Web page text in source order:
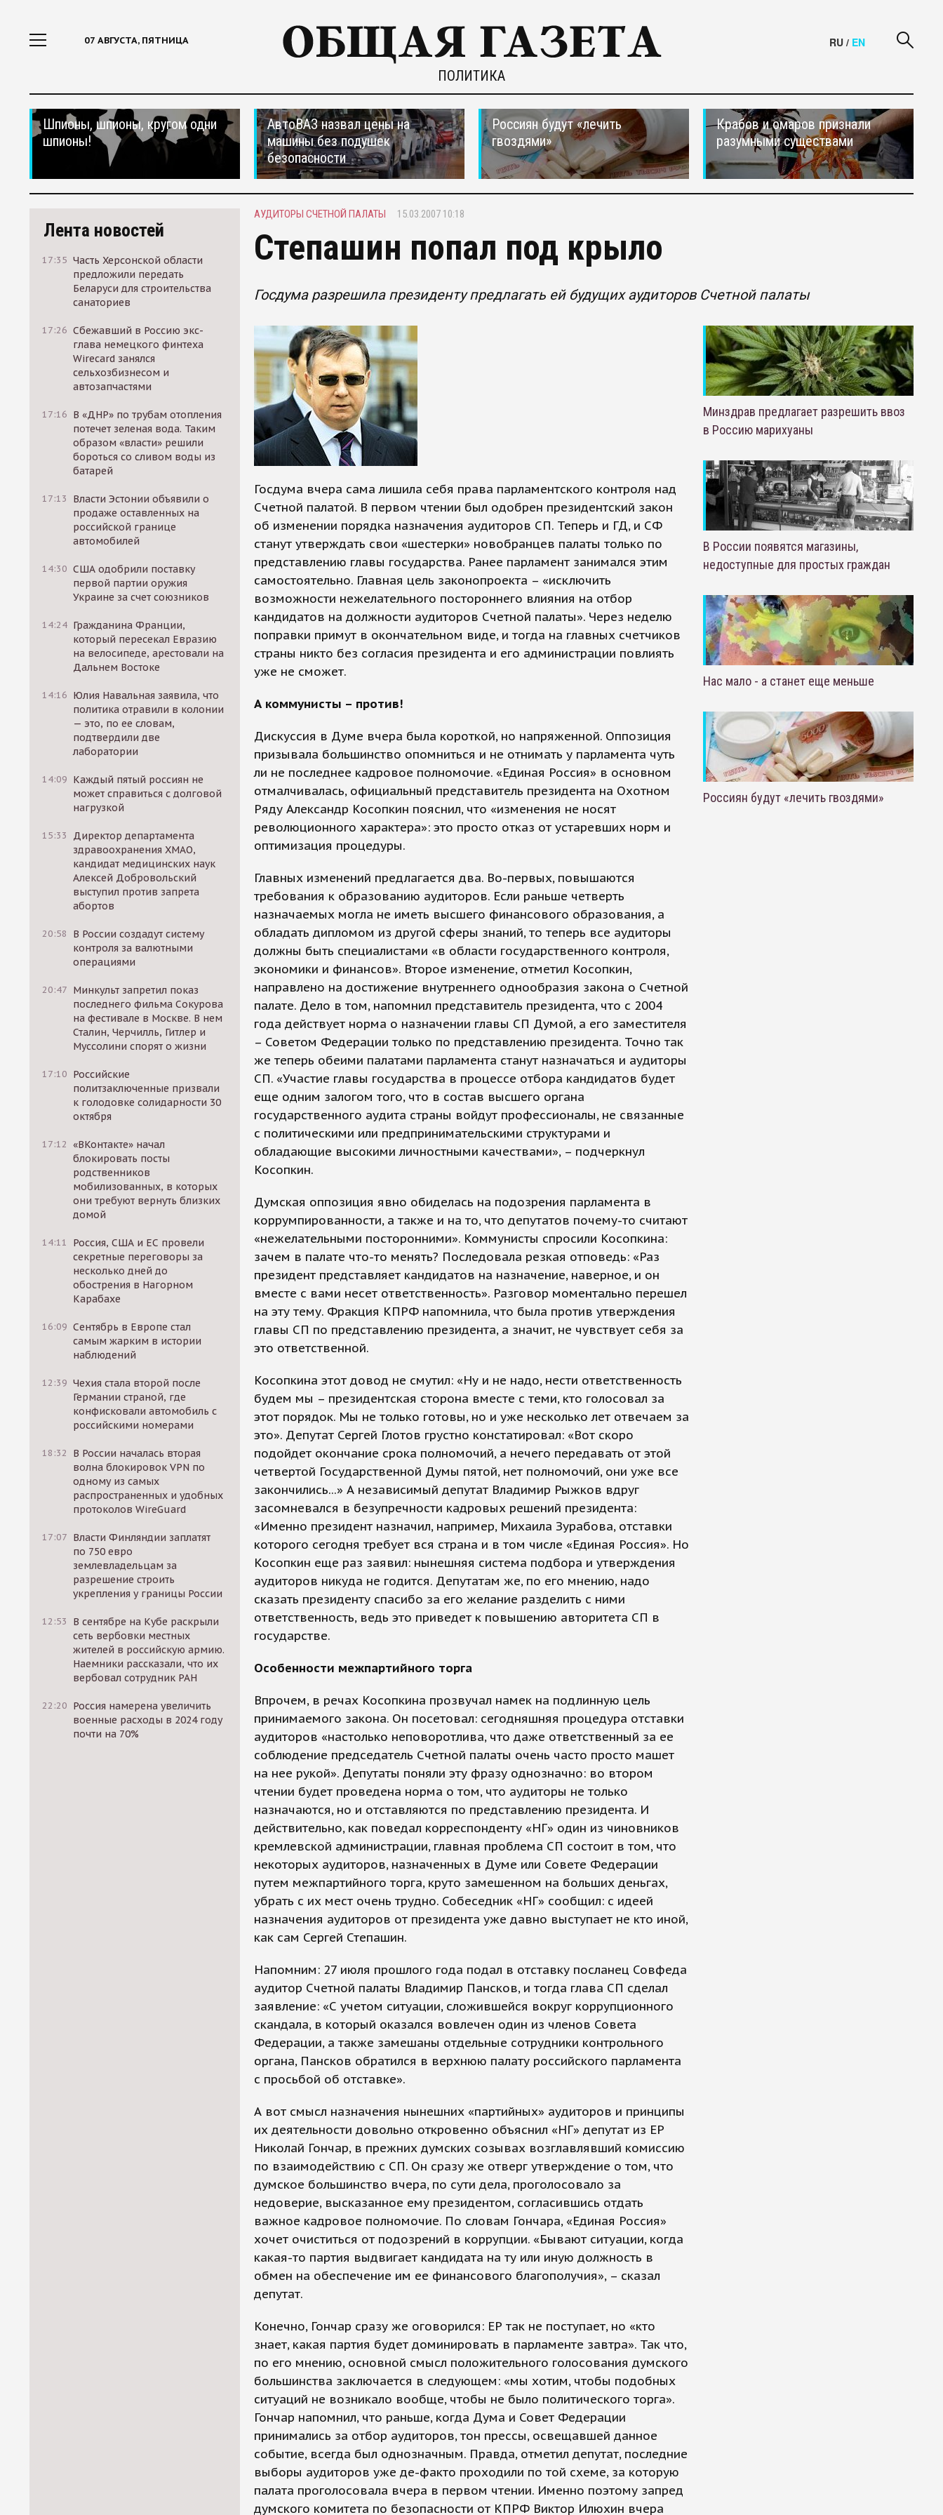
07 АВГУСТА, ПЯТНИЦА
ПОЛИТИКА
RU / EN
Шпионы, шпионы, кругом одни
шпионы!
АвтоВАЗ назвал цены на
машины без подушек
безопасности
Россиян будут «лечить
гвоздями»
Крабов и омаров признали
разумными существами
Лента новостей
17:35 Часть Херсонской области
предложили передать
Беларуси для строительства
санаториев
17:26 Сбежавший в Россию экс-
глава немецкого финтеха
Wirecard занялся
сельхозбизнесом и
автозапчастями
17:16 В «ДНР» по трубам отопления
потечет зеленая вода. Таким
образом «власти» решили
бороться со сливом воды из
батарей
17:13
Власти Эстонии объявили о
продаже оставленных на
российской границе
автомобилей
14:30 США одобрили поставку
первой партии оружия
Украине за счет союзников
14:24 Гражданина Франции,
который пересекал Евразию
на велосипеде, арестовали на
Дальнем Востоке
14:16 Юлия Навальная заявила, что
политика отравили в колонии
— это, по ее словам,
подтвердили две
лаборатории
14:09 Каждый пятый россиян не
может справиться с долговой
нагрузкой
15:33
Директор департамента
здравоохранения ХМАО,
кандидат медицинских наук
Алексей Добровольский
выступил против запрета
абортов
20:58
В России создадут систему
контроля за валютными
операциями
20:47 Минкульт запретил показ
последнего фильма Сокурова
на фестивале в Москве. В нем
Сталин, Черчилль, Гитлер и
Муссолини спорят о жизни
17:10 Российские
политзаключенные призвали
к голодовке солидарности 30
октября
17:12 «ВКонтакте» начал
блокировать посты
родственников
мобилизованных, в которых
они требуют вернуть близких
домой
14:11
Россия, США и ЕС провели
секретные переговоры за
несколько дней до
обострения в Нагорном
Карабахе
16:09 Сентябрь в Европе стал
самым жарким в истории
наблюдений
12:39 Чехия стала второй после
Германии страной, где
конфисковали автомобиль с
российскими номерами
18:32
В России началась вторая
волна блокировок VPN по
одному из самых
распространенных и удобных
протоколов WireGuard
17:07 Власти Финляндии заплатят
по 750 евро
землевладельцам за
разрешение строить
укрепления у границы России
12:53
В сентябре на Кубе раскрыли
сеть вербовки местных
жителей в российскую армию.
Наемники рассказали, что их
вербовал сотрудник РАН
22:20 Россия намерена увеличить
военные расходы в 2024 году
почти на 70%
АУДИТОРЫ СЧЕТНОЙ ПАЛАТЫ 15.03.2007 10:18
Степашин попал под крыло
Госдума разрешила президенту предлагать ей будущих aудиторов Счетной палаты
Госдума вчера сама лишила себя права парламентского контроля над
Счетной палатой. В первом чтении был одобрен президентский закон
об изменении порядка назначения аудиторов СП. Теперь и ГД, и СФ
станут утверждать свои «шестерки» новобранцев палаты только по
представлению главы государства. Ранее парламент занимался этим
самостоятельно. Главная цель законопроекта – «исключить
возможности нежелательного постороннего влияния на отбор
кандидатов на должности аудиторов Счетной палаты». Через неделю
поправки примут в окончательном виде, и тогда на главных счетчиков
страны никто без согласия президента и его администрации повлиять
уже не сможет.
А коммунисты – против!
Дискуссия в Думе вчера была короткой, но напряженной. Оппозиция
призывала большинство опомниться и не отнимать у парламента чуть
ли не последнее кадровое полномочие. «Единая Россия» в основном
отмалчивалась, официальный представитель президента на Охотном
Ряду Александр Косопкин пояснил, что «изменения не носят
революционного характера»: это просто отказ от устаревших норм и
оптимизация процедуры.
Главных изменений предлагается два. Во-первых, повышаются
требования к образованию аудиторов. Если раньше четверть
назначаемых могла не иметь высшего финансового образования, а
обладать дипломом из другой сферы знаний, то теперь все аудиторы
должны быть специалистами «в области государственного контроля,
экономики и финансов». Второе изменение, отметил Косопкин,
направлено на достижение внутреннего однообразия закона о Счетной
палате. Дело в том, напомнил представитель президента, что с 2004
года действует норма о назначении главы СП Думой, а его заместителя
– Советом Федерации только по представлению президента. Точно так
же теперь обеими палатами парламента станут назначаться и аудиторы
СП. «Участие главы государства в процессе отбора кандидатов будет
еще одним залогом того, что в состав высшего органа
государственного аудита страны войдут профессионалы, не связанные
с политическими или предпринимательскими структурами и
обладающие высокими личностными качествами», – подчеркнул
Косопкин.
Думская оппозиция явно обиделась на подозрения парламента в
коррумпированности, а также и на то, что депутатов почему-то считают
«нежелательными посторонними». Коммунисты спросили Косопкина:
зачем в палате что-то менять? Последовала резкая отповедь: «Раз
президент представляет кандидатов на назначение, наверное, и он
вместе с вами несет ответственность». Разговор моментально перешел
на эту тему. Фракция КПРФ напомнила, что была против утверждения
главы СП по представлению президента, а значит, не чувствует себя за
это ответственной.
Косопкина этот довод не смутил: «Ну и не надо, нести ответственность
будем мы – президентская сторона вместе с теми, кто голосовал за
этот порядок. Мы не только готовы, но и уже несколько лет отвечаем за
это». Депутат Сергей Глотов грустно констатировал: «Вот скоро
подойдет окончание срока полномочий, а нечего передавать от этой
четвертой Государственной Думы пятой, нет полномочий, они уже все
закончились...» А независимый депутат Владимир Рыжков вдруг
засомневался в безупречности кадровых решений президента:
«Именно президент назначил, например, Михаила Зурабова, отставки
которого сегодня требует вся страна и в том числе «Единая Россия». Но
Косопкин еще раз заявил: нынешняя система подбора и утверждения
аудиторов никуда не годится. Депутатам же, по его мнению, надо
сказать президенту спасибо за его желание разделить с ними
ответственность, ведь это приведет к повышению авторитета СП в
государстве.
Особенности межпартийного торга
Впрочем, в речах Косопкина прозвучал намек на подлинную цель
принимаемого закона. Он посетовал: сегодняшняя процедура отставки
аудиторов «настолько неповоротлива, что даже ответственный за ее
соблюдение председатель Счетной палаты очень часто просто машет
на нее рукой». Депутаты поняли эту фразу однозначно: во втором
чтении будет проведена норма о том, что аудиторы не только
назначаются, но и отставляются по представлению президента. И
действительно, как поведал корреспонденту «НГ» один из чиновников
кремлевской администрации, главная проблема СП состоит в том, что
некоторых аудиторов, назначенных в Думе или Совете Федерации
путем межпартийного торга, круто замешенном на больших деньгах,
убрать с их мест очень трудно. Собеседник «НГ» сообщил: с идеей
назначения аудиторов от президента уже давно выступает не кто иной,
как сам Сергей Степашин.
Напомним: 27 июля прошлого года подал в отставку посланец Совфеда
аудитор Счетной палаты Владимир Пансков, и тогда глава СП сделал
заявление: «С учетом ситуации, сложившейся вокруг коррупционного
скандала, в который оказался вовлечен один из членов Совета
Федерации, а также замешаны отдельные сотрудники контрольного
органа, Пансков обратился в верхнюю палату российского парламента
с просьбой об отставке».
А вот смысл назначения нынешних «партийных» аудиторов и принципы
их деятельности довольно откровенно объяснил «НГ» депутат из ЕР
Николай Гончар, в прежних думских созывах возглавлявший комиссию
по взаимодействию с СП. Он сразу же отверг утверждение о том, что
думское большинство вчера, по сути дела, проголосовало за
недоверие, высказанное ему президентом, согласившись отдать
важное кадровое полномочие. По словам Гончара, «Единая Россия»
хочет очиститься от подозрений в коррупции. «Бывают ситуации, когда
какая-то партия выдвигает кандидата на ту или иную должность в
обмен на обеспечение им ее финансового благополучия», – сказал
депутат.
Конечно, Гончар сразу же оговорился: ЕР так не поступает, но «кто
знает, какая партия будет доминировать в парламенте завтра». Так что,
по его мнению, основной смысл положительного голосования думского
большинства заключается в следующем: «мы хотим, чтобы подобных
ситуаций не возникало вообще, чтобы не было политического торга».
Гончар напомнил, что раньше, когда Дума и Совет Федерации
принимались за отбор аудиторов, тон прессы, освещавшей данное
событие, всегда был однозначным. Правда, отметил депутат, последние
выборы аудиторов уже де-факто проходили по той схеме, за которую
палата проголосовала вчера в первом чтении. Именно поэтому запред
думского комитета по безопасности от КПРФ Виктор Илюхин вчера
Минздрав предлагает разрешить ввоз
в Россию марихуаны
В России появятся магазины,
недоступные для простых граждан
Нас мало - а станет еще меньше
Россиян будут «лечить гвоздями»